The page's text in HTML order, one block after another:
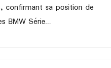
confirmant sa position de
BMW Série…